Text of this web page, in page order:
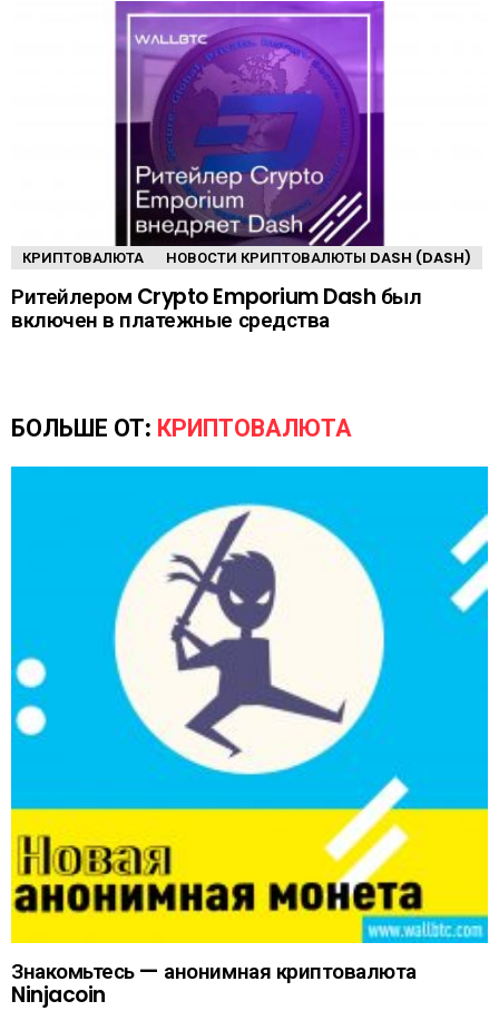
КРИПТОВАЛЮТА НОВОСТИ КРИПТОВАЛЮТЫ DASH (DASH)
Ритейлером Crypto Emporium Dash был
включен в платежные средства
БОЛЬШЕ ОТ: КРИПТОВАЛЮТА
Знакомьтесь — анонимная криптовалюта
Ninjacoin